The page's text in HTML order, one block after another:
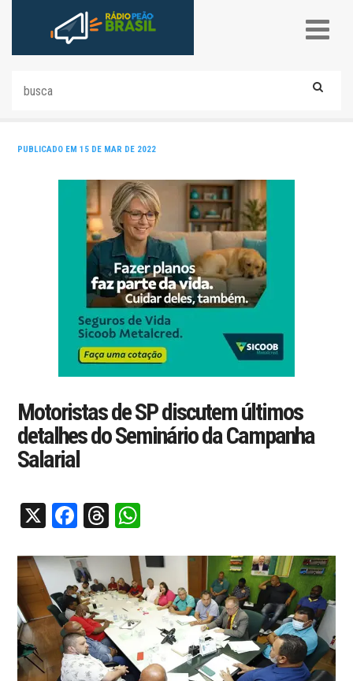
PUBLICADO EM 15 DE MAR DE 2022
Motoristas de SP discutem últimos
detalhes do Seminário da Campanha
Salarial
X Facebook
Threads